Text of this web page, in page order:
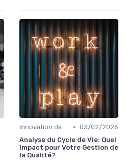
Innovation dans la qualité • 03/02/2026
Analyse du Cycle de Vie: Quel
Impact pour Votre Gestion de
la Qualité?